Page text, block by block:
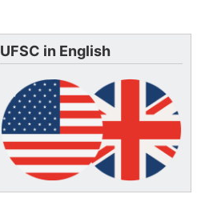
UFSC in English